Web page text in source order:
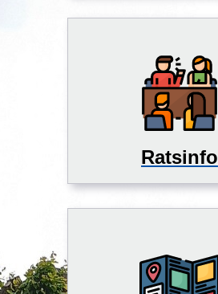
Ratsinfo